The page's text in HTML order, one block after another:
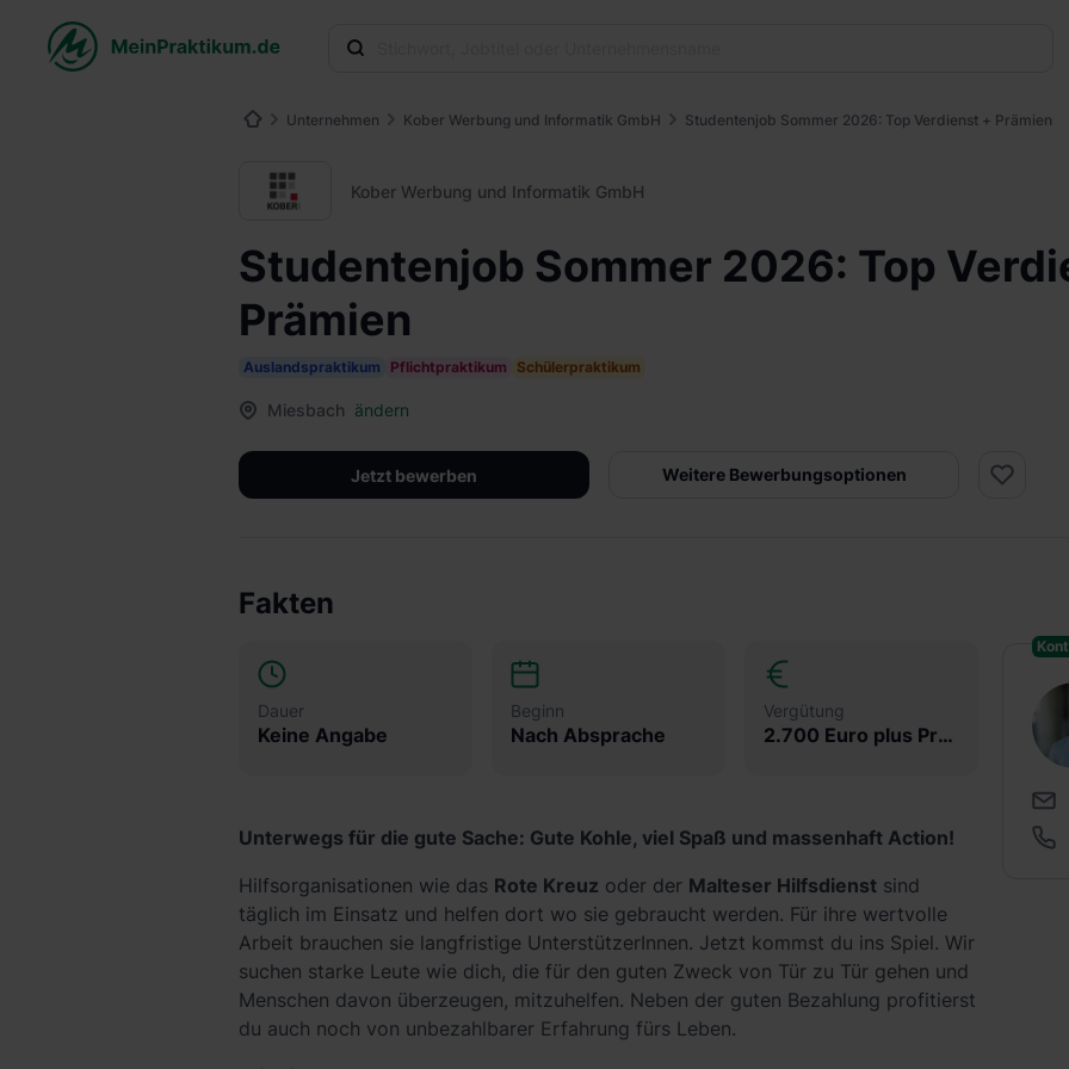
Unternehmen Kober Werbung und Informatik GmbH Studentenjob Sommer 2026: Top Verdienst + Prämien
Kober Werbung und Informatik GmbH
Studentenjob Sommer 2026: Top
Prämien
Auslandspraktikum Pflichtpraktikum Schülerpraktikum
Miesbach ändern
Jetzt bewerben Weitere Bewerbungsoptionen
Fakten
Dauer
Keine Angabe
Beginn
Nach Absprache
Vergütung
2.700 Euro plus Prämien
Unterwegs für die gute Sache: Gute Kohle, viel Spaß und massenhaft Action!
Hilfsorganisationen wie das Rote Kreuz oder der Malteser Hilfsdienst sind
täglich im Einsatz und helfen dort wo sie gebraucht werden. Für ihre wertvolle
Arbeit brauchen sie langfristige UnterstützerInnen. Jetzt kommst du ins Spiel. Wir
suchen starke Leute wie dich, die für den guten Zweck von Tür zu Tür gehen und
Menschen davon überzeugen, mitzuhelfen. Neben der guten Bezahlung profitierst
du auch noch von unbezahlbarer Erfahrung fürs Leben.